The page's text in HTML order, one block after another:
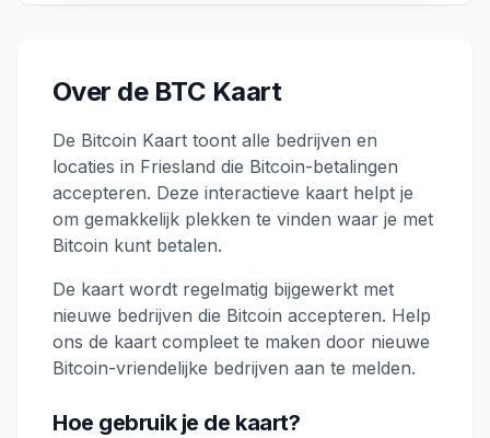
Over de BTC Kaart
De Bitcoin Kaart toont alle bedrijven en
locaties in Friesland die Bitcoin-betalingen
accepteren. Deze interactieve kaart helpt je
om gemakkelijk plekken te vinden waar je met
Bitcoin kunt betalen.
De kaart wordt regelmatig bijgewerkt met
nieuwe bedrijven die Bitcoin accepteren. Help
ons de kaart compleet te maken door nieuwe
Bitcoin-vriendelijke bedrijven aan te melden.
Hoe gebruik je de kaart?